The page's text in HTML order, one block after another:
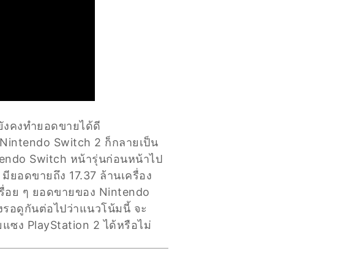
คงทำยอดขายได้ดี
Switch 2 ก็กลายเป็น
Switch หน้ารุ่นก่อนหน้าไป
อดขายถึง 17.37 ล้านเครื่อง
อย ๆ ยอดขายของ Nintendo
อดูกันต่อไปว่าแนวโน้มนี้ จะ
ซง PlayStation 2 ได้หรือไม่